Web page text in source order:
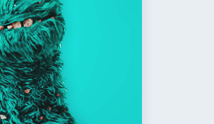
2
Doble sueldo